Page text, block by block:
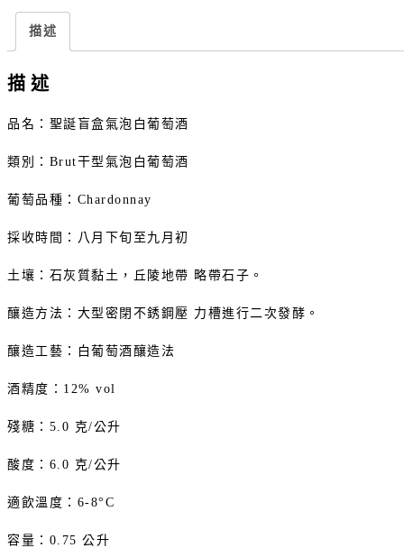
描述
描述
品名：聖誕盲盒氣泡白葡萄酒
類別：Brut干型氣泡白葡萄酒
葡萄品種：Chardonnay
採收時間：八月下旬至九月初
土壤：石灰質黏土，丘陵地帶 略帶石子。
釀造方法：大型密閉不銹鋼壓 力槽進行二次發酵。
釀造工藝：白葡萄酒釀造法
酒精度：12% vol
殘糖：5.0 克/公升
酸度：6.0 克/公升
適飲溫度：6-8°C
容量：0.75 公升